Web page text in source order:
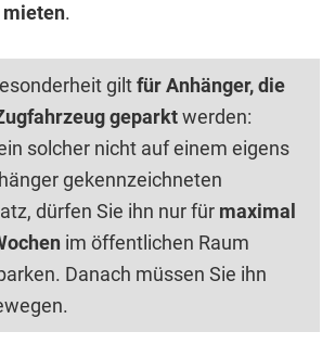
.
giltfür Anhänger, die
geparktwerden:
solcher nicht auf einem eigens
gekennzeichneten
dürfen Sie ihn nur für maximal
im öffentlichen Raum
Danach müssen Sie ihn